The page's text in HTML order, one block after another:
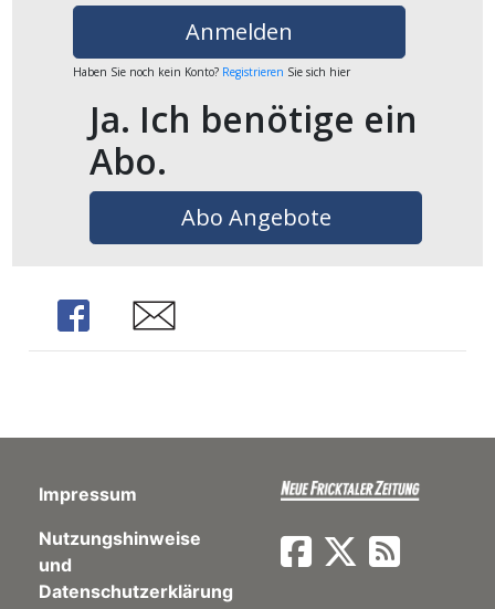
Anmelden
Haben Sie noch kein Konto? Registrieren Sie sich hier
Ja. Ich benötige ein
Abo.
Abo Angebote
Share Share
Impressum
Nutzungshinweise
und
Datenschutzerklärung